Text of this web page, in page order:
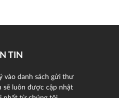
TIN
vào danh sách gửi thư
sẽ luôn được cập nhật